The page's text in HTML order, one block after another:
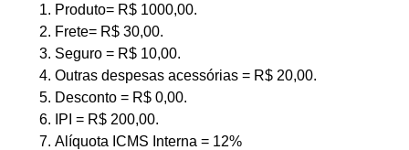
Produto= R$ 1000,00.
Frete= R$ 30,00.
Seguro = R$ 10,00.
Outras despesas acessórias = R$ 20,00.
Desconto = R$ 0,00.
IPI = R$ 200,00.
Alíquota ICMS Interna = 12%